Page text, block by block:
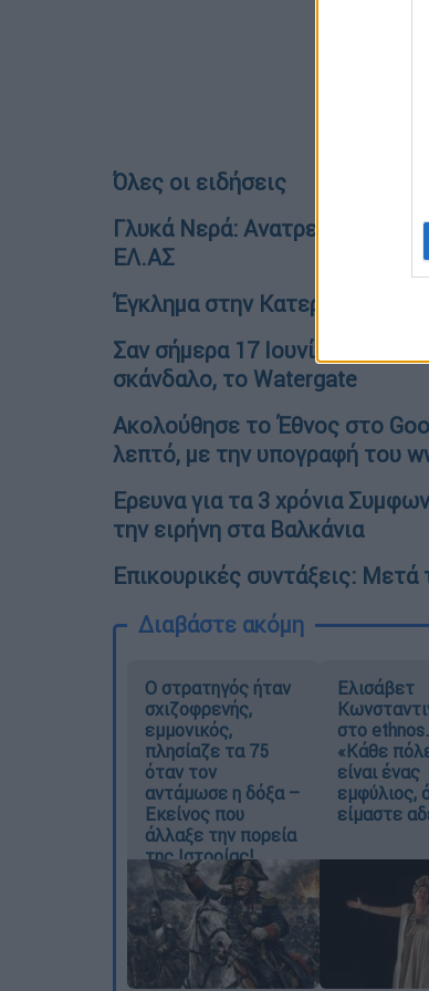
Όλες οι ειδήσεις
Γλυκά Νερά: Aνατρεπτικές
EΛ.ΑΣ
Έγκλημα στην Κατερίνη:
Σαν σήμερα 17 Ιουνίου
σκάνδαλο, το Watergate
Ακολούθησε το Έθνος στο
λεπτό, με την υπογραφή του
Ερευνα για τα 3 χρόνια
την ειρήνη στα Βαλκάνια
Επικουρικές συντάξεις:
Διαβάστε ακόμη
O στρατηγός ήταν
σχιζοφρενής,
εμμονικός,
πλησίαζε τα 75
όταν τον
αντάμωσε η δόξα –
Εκείνος που
άλλαξε την πορεία
της Ιστορίας!
Ελισάβετ
στο
«Κάθε
είναι ένας
εμφύλιος,
είμαστε